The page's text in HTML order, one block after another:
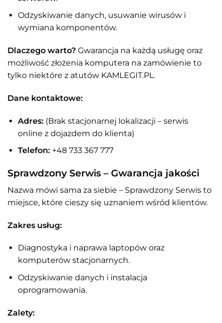
Odzyskiwanie danych, usuwanie wirusów i
wymiana komponentów.
Dlaczego warto? Gwarancja na każdą usługę oraz
możliwość złożenia komputera na zamówienie to
tylko niektóre z atutów KAMLEGIT.PL.
Dane kontaktowe:
Adres:(Brak stacjonarnej lokalizacji – serwis
online z dojazdem do klienta)
Telefon:+48 733 367 777
Sprawdzony Serwis – Gwarancja jakości
Nazwa mówi sama za siebie – Sprawdzony Serwis to
miejsce, które cieszy się uznaniem wśród klientów.
Zakres usług:
Diagnostyka i naprawa laptopów oraz
komputerów stacjonarnych.
Odzyskiwanie danych i instalacja
oprogramowania.
Zalety: